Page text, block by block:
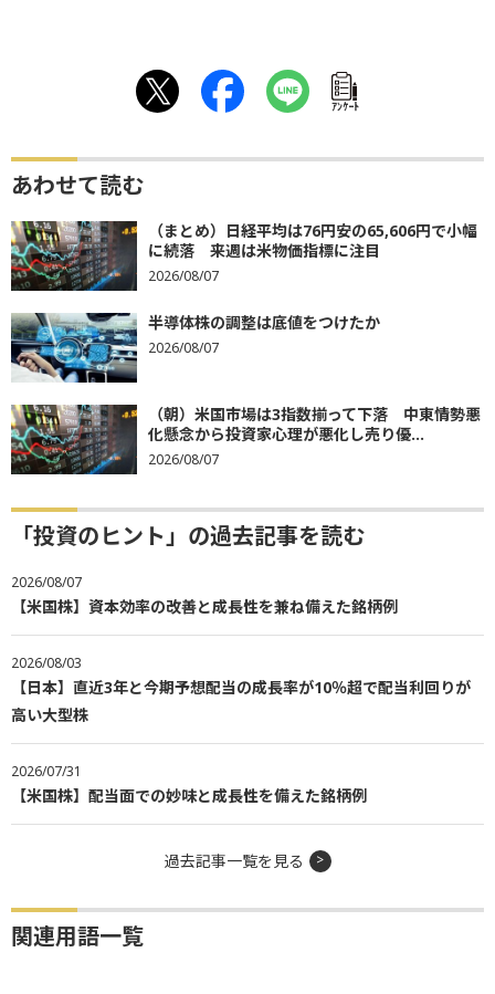
ｱﾝｹｰﾄ
あわせて読む
（まとめ）日経平均は76円安の65,606円で小幅
に続落 来週は米物価指標に注目
2026/08/07
半導体株の調整は底値をつけたか
2026/08/07
（朝）米国市場は3指数揃って下落 中東情勢悪
化懸念から投資家心理が悪化し売り優...
2026/08/07
「投資のヒント」の過去記事を読む
2026/08/07
【米国株】資本効率の改善と成長性を兼ね備えた銘柄例
2026/08/03
【日本】直近3年と今期予想配当の成長率が10％超で配当利回りが
高い大型株
2026/07/31
【米国株】配当面での妙味と成長性を備えた銘柄例
過去記事一覧を見る
関連用語一覧